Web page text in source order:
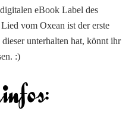
eBook Label des
vom Oxean ist der erste
unterhalten hat, könnt ihr
:)